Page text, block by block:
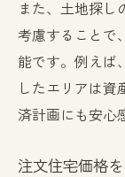
コツ
注文
納得
また、土地探し
考慮することで
能です。例えば
したエリアは
済計画にも安心
注文住宅価格